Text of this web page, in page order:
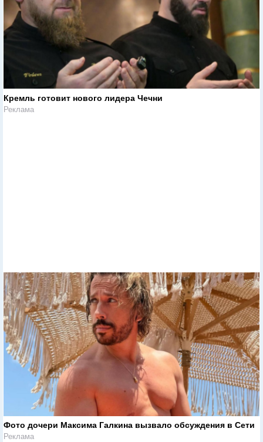
Кремль готовит нового лидера Чечни
Реклама
Фото дочери Максима Галкина вызвало обсуждения в Сети
Реклама